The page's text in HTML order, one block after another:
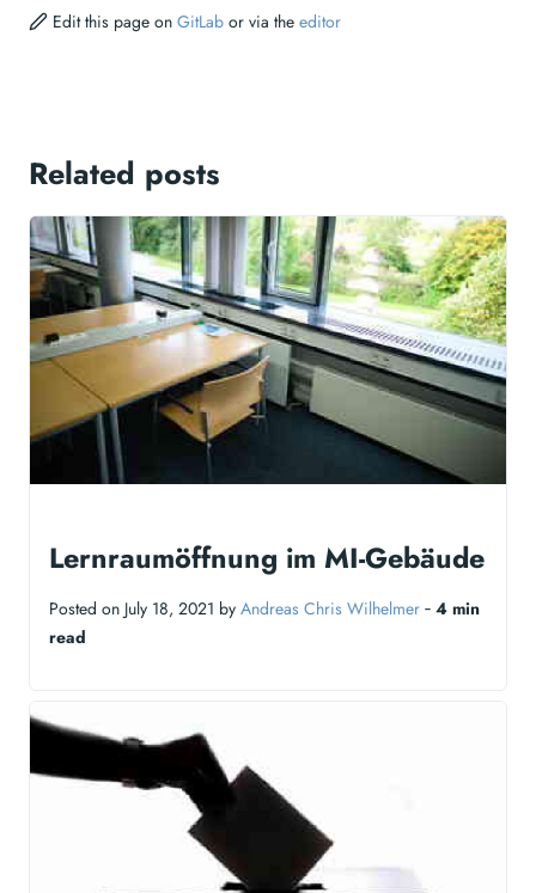
Edit this page on GitLab or via the editor
Related posts
Lernraumöffnung im MI-Gebäude
Posted on July 18, 2021 by Andreas Chris Wilhelmer ‐ 4 min
read